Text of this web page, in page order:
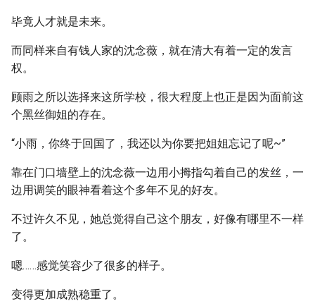
毕竟人才就是未来。
而同样来自有钱人家的沈念薇，就在清大有着一定的发言
权。
顾雨之所以选择来这所学校，很大程度上也正是因为面前这
个黑丝御姐的存在。
“小雨，你终于回国了，我还以为你要把姐姐忘记了呢~”
靠在门口墙壁上的沈念薇一边用小拇指勾着自己的发丝，一
边用调笑的眼神看着这个多年不见的好友。
不过许久不见，她总觉得自己这个朋友，好像有哪里不一样
了。
嗯……感觉笑容少了很多的样子。
变得更加成熟稳重了。